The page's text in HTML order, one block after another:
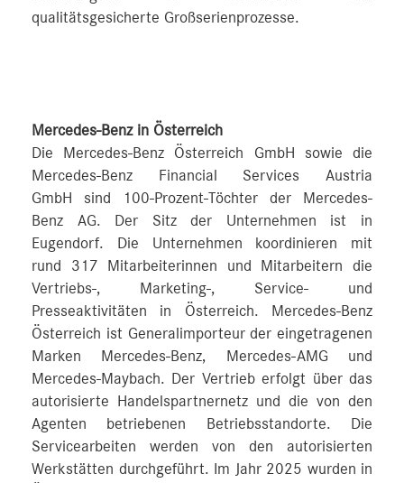
qualitätsgesicherte Großserienprozesse.
Mercedes-Benz in Österreich
Die Mercedes-Benz Österreich GmbH sowie die
Mercedes-Benz Financial Services Austria
GmbH sind 100-Prozent-Töchter der Mercedes-
Benz AG. Der Sitz der Unternehmen ist in
Eugendorf. Die Unternehmen koordinieren mit
rund 317 Mitarbeiterinnen und Mitarbeitern die
Vertriebs-, Marketing-, Service- und
Presseaktivitäten in Österreich. Mercedes-Benz
Österreich ist Generalimporteur der eingetragenen
Marken Mercedes-Benz, Mercedes-AMG und
Mercedes-Maybach. Der Vertrieb erfolgt über das
autorisierte Handelspartnernetz und die von den
Agenten betriebenen Betriebsstandorte. Die
Servicearbeiten werden von den autorisierten
Werkstätten durchgeführt. Im Jahr 2025 wurden in